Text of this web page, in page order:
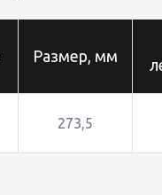
Размер, мм
273,5